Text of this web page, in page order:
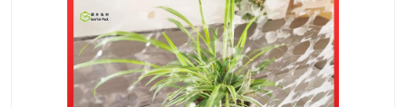
充气袋
缠绕膜
托盘裹包网兜